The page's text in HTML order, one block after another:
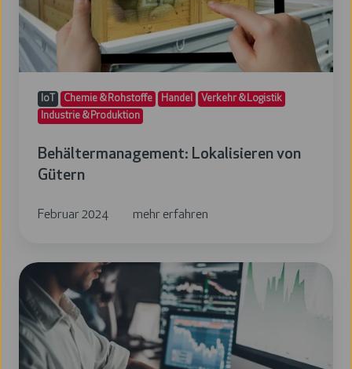
IoT Chemie & Rohstoffe Handel
Verkehr & Logistik
Industrie & Produktion
Behältermanagement: Lokalisieren von
Gütern
Februar 2024 mehr erfahren
Erfassung
von
Durchlaufzeiten
in
der